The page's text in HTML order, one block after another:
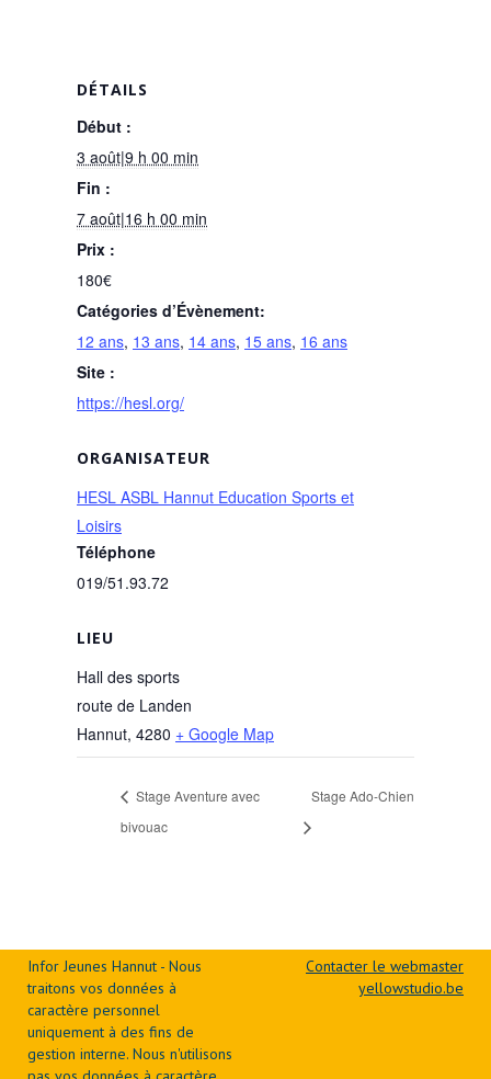
DÉTAILS
Début :
3 août|9 h 00 min
Fin :
7 août|16 h 00 min
Prix :
180€
Catégories d’Évènement:
12 ans, 13 ans, 14 ans, 15 ans, 16 ans
Site :
https://hesl.org/
LIEU
Hall des sports
route de Landen
Hannut, 4280 + Google Map
ORGANISATEUR
HESL ASBL Hannut Education Sports et
Loisirs
Téléphone
019/51.93.72
Stage Aventure avec
bivouac
Stage Ado-Chien
Infor Jeunes Hannut - Nous
traitons vos données à
caractère personnel
uniquement à des fins de
gestion interne. Nous n'utilisons
Contacter le webmaster
yellowstudio.be